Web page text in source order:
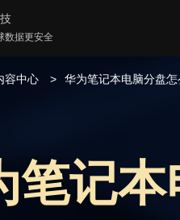
数据更安全
容中心 华为笔记本电脑分盘怎
笔记